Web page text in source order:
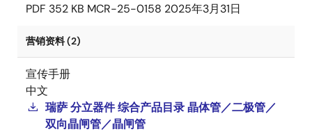
PDF 352 KB MCR-25-0158 2025年3月31日
营销资料 (2)
宣传手册
中文
瑞萨 分立器件 综合产品目录 晶体管／二极管／
双向晶闸管／晶闸管